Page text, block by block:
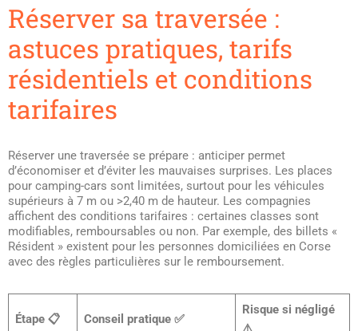
Réserver sa traversée :
astuces pratiques, tarifs
résidentiels et conditions
tarifaires
Réserver une traversée se prépare : anticiper permet
d’économiser et d’éviter les mauvaises surprises. Les places
pour camping-cars sont limitées, surtout pour les véhicules
supérieurs à 7 m ou >2,40 m de hauteur. Les compagnies
affichent des conditions tarifaires : certaines classes sont
modifiables, remboursables ou non. Par exemple, des billets «
Résident » existent pour les personnes domiciliées en Corse
avec des règles particulières sur le remboursement.
Étape 📋 Conseil pratique ✅
Risque si négligé